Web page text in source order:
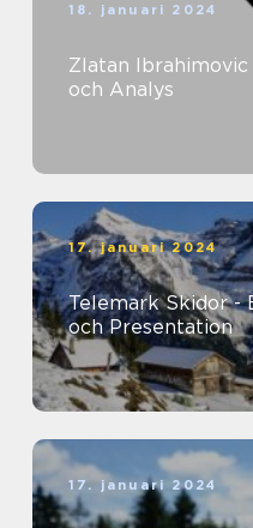
18. januari 2024
Zlatan
och Analys
17. januari 2024
Telemark Skidor -
och Presentation
17. januari 2024